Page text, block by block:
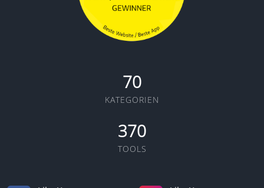
70
KATEGORIEN
370
TOOLS